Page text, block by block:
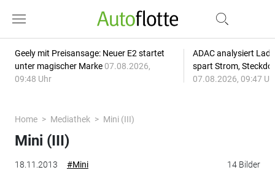
Geely mit Preisansage: Neuer E2 startet
unter magischer Marke 07.08.2026,
09:48 Uhr
ADAC analysiert
spart Strom,
07.08.2026, 09:47
Home Mediathek Mini (III)
18.11.2013 #Mini 14 Bilder
Mini (III)